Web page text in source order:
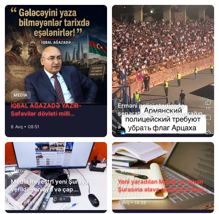
MEDİA
İQBAL AĞAZADƏ YAZIR-
Səfəvilər dövləti milli
8 Avq • 08:51
Erməni polisi stadionda
separatçı “Artsax”ın bayrağını
müsadirə etdi və…
8 Avq • 08:39
MEDİA
Media Reyestri yeni Şuraya
verildi – onlayn və çap
mediasını nə gözləyir?
7 Avq • 15:14
MEDİA
Yeni yaradılan Media və Yayım
Şurasına əlavə olaraq bu hüquq
və vəzifələr də verilib
7 Avq • 14:38